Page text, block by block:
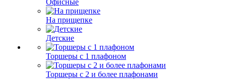
Офисные
На прищепке
Детские
Торшеры с 1 плафоном
Торшеры с 2 и более плафонами